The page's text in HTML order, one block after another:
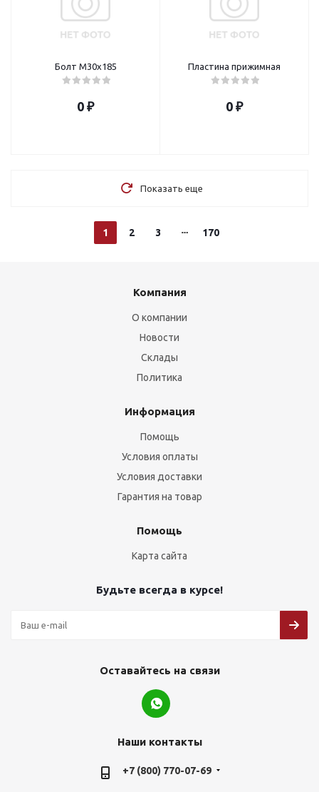
Болт М30х185
0 ₽
Пластина прижимная
0 ₽
Показать еще
1 2 3 170
Компания
О компании
Новости
Склады
Политика
Информация
Помощь
Условия оплаты
Условия доставки
Гарантия на товар
Помощь
Карта сайта
Будьте всегда в курсе!
Оставайтесь на связи
Наши контакты
+7 (800) 770-07-69